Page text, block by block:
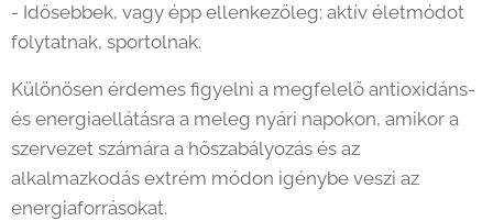
- Idősebbek, vagy épp ellenkezőleg: aktív életmódot
folytatnak, sportolnak.
Különösen érdemes figyelni a megfelelő antioxidáns-
és energiaellátásra a meleg nyári napokon, amikor a
szervezet számára a hőszabályozás és az
alkalmazkodás extrém módon igénybe veszi az
energiaforrásokat.